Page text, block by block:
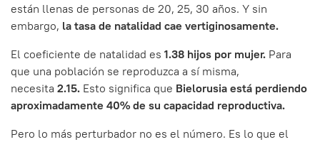
están llenas de personas de 20, 25, 30 años. Y sin
embargo, la tasa de natalidad cae vertiginosamente.
El coeficiente de natalidad es 1.38 hijos por mujer. Para
que una población se reproduzca a sí misma,
necesita 2.15. Esto significa que Bielorusia está perdiendo
aproximadamente 40% de su capacidad reproductiva.
Pero lo más perturbador no es el número. Es lo que el